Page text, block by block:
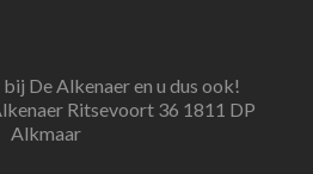
De Alkenaer en u dus ook!
Ritsevoort 36 1811 DP
Alkmaar